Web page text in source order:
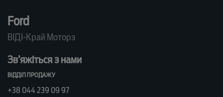
Ford
ВІДІ-Край Моторз
Зв’яжіться з нами
ВІДДІЛ ПРОДАЖУ
+38 044 239 09 97